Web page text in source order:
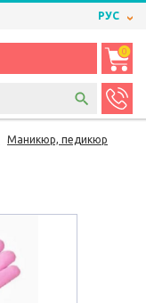
РУС
0
Маникюр, педикюр